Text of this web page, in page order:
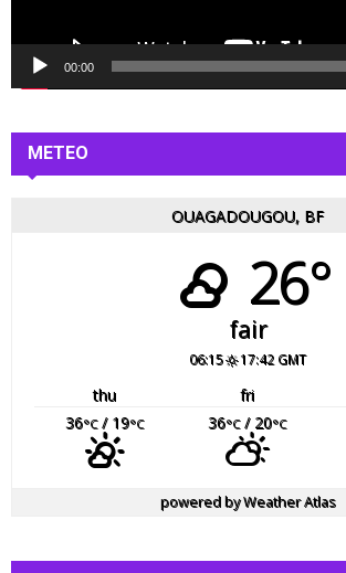
d
o
00:00
METEO
OUAGADOUGOU, BF
26°
fair
06:15 17:42 GMT
thu fri
36°C/ 19°C 36°C/ 20°C
powered byWeather Atlas